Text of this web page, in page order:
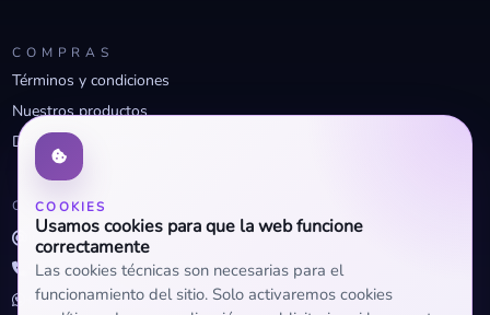
COOKIES
Usamos cookies para que la web funcione
correctamente
Las cookies técnicas son necesarias para el
funcionamiento del sitio. Solo activaremos cookies
COMPRAS
Términos y condiciones
Nuestros productos
Descuentos profesionales
CONTACTO
info@openclima.com
919 32 73 23
+34 623 56 04 93 (WhatsApp)